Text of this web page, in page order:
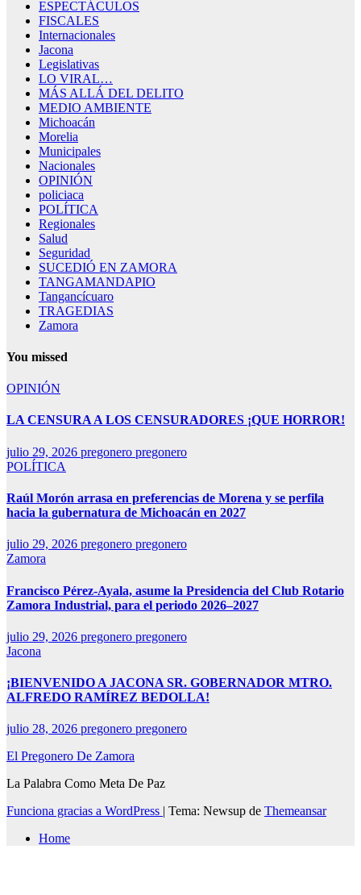
ESPECTÁCULOS
FISCALES
Internacionales
Jacona
Legislativas
LO VIRAL…
MÁS ALLÁ DEL DELITO
MEDIO AMBIENTE
Michoacán
Morelia
Municipales
Nacionales
OPINIÓN
policiaca
POLÍTICA
Regionales
Salud
Seguridad
SUCEDIÓ EN ZAMORA
TANGAMANDAPIO
Tangancícuaro
TRAGEDIAS
Zamora
You missed
OPINIÓN
LA CENSURA A LOS CENSURADORES ¡QUE HORROR!
julio 29, 2026 pregonero pregonero
POLÍTICA
Raúl Morón arrasa en preferencias de Morena y se perfila
hacia la gubernatura de Michoacán en 2027
julio 29, 2026 pregonero pregonero
Zamora
Francisco Pérez-Ayala, asume la Presidencia del Club Rotario
Zamora Industrial, para el periodo 2026–2027
julio 29, 2026 pregonero pregonero
Jacona
¡BIENVENIDO A JACONA SR. GOBERNADOR MTRO.
ALFREDO RAMÍREZ BEDOLLA!
julio 28, 2026 pregonero pregonero
El Pregonero De Zamora
La Palabra Como Meta De Paz
Funciona gracias a WordPress | Tema: Newsup de Themeansar
Home